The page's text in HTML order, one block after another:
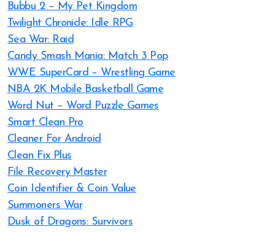
Bubbu 2 – My Pet Kingdom
Twilight Chronicle: Idle RPG
Sea War: Raid
Candy Smash Mania: Match 3 Pop
WWE SuperCard – Wrestling Game
NBA 2K Mobile Basketball Game
Word Nut – Word Puzzle Games
Smart Clean Pro
Cleaner For Android
Clean Fix Plus
File Recovery Master
Coin Identifier & Coin Value
Summoners War
Dusk of Dragons: Survivors